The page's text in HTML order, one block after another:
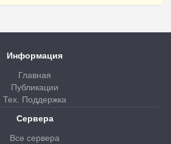
Информация
Главная
Публикации
Тех. Поддержка
Сервера
Все сервера